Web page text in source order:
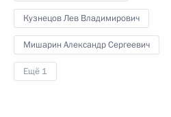
Кузнецов Лев Владимирович
Мишарин Александр Сергеевич
Ещё 1